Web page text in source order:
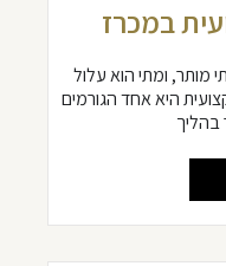
במכרז
ומתי הוא עלול
היא אחד הגורמים
בהליך